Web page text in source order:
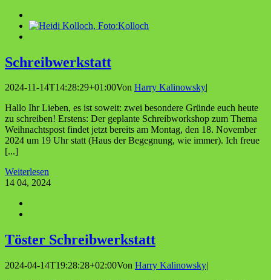
Schreib­werk­statt
2024-11-14T14:28:29+01:00Von Harry Kalinowsky|
Hallo Ihr Lieben, es ist soweit: zwei besondere Gründe euch heute
zu schreiben! Erstens: Der geplante Schreibworkshop zum Thema
Weihnachtspost findet jetzt bereits am Montag, den 18. November
2024 um 19 Uhr statt (Haus der Begegnung, wie immer). Ich freue
[...]
Weiterlesen
14 04, 2024
Tös­ter Schreibwerkstatt
2024-04-14T19:28:28+02:00Von Harry Kalinowsky|